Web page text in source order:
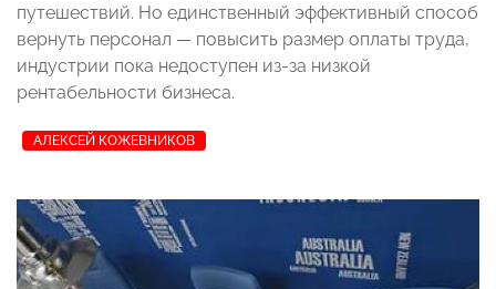
путешествий. Но единственный эффективный способ
вернуть персонал — повысить размер оплаты труда,
индустрии пока недоступен из-за низкой
рентабельности бизнеса.
АЛЕКСЕЙ КОЖЕВНИКОВ